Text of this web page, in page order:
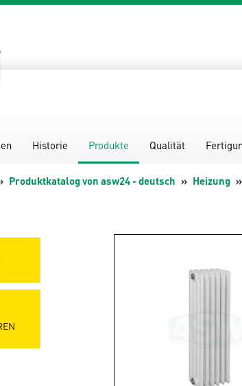
Historie Produkte Qualität
Produktkatalog von asw24 - deutsch Heizung